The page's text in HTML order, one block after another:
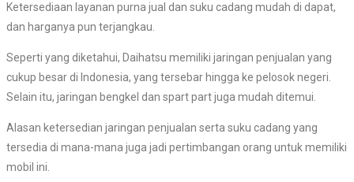
Ketersediaan layanan purna jual dan suku cadang mudah di dapat,
dan harganya pun terjangkau.
Seperti yang diketahui, Daihatsu memiliki jaringan penjualan yang
cukup besar di Indonesia, yang tersebar hingga ke pelosok negeri.
Selain itu, jaringan bengkel dan spart part juga mudah ditemui.
Alasan ketersedian jaringan penjualan serta suku cadang yang
tersedia di mana-mana juga jadi pertimbangan orang untuk memiliki
mobil ini.